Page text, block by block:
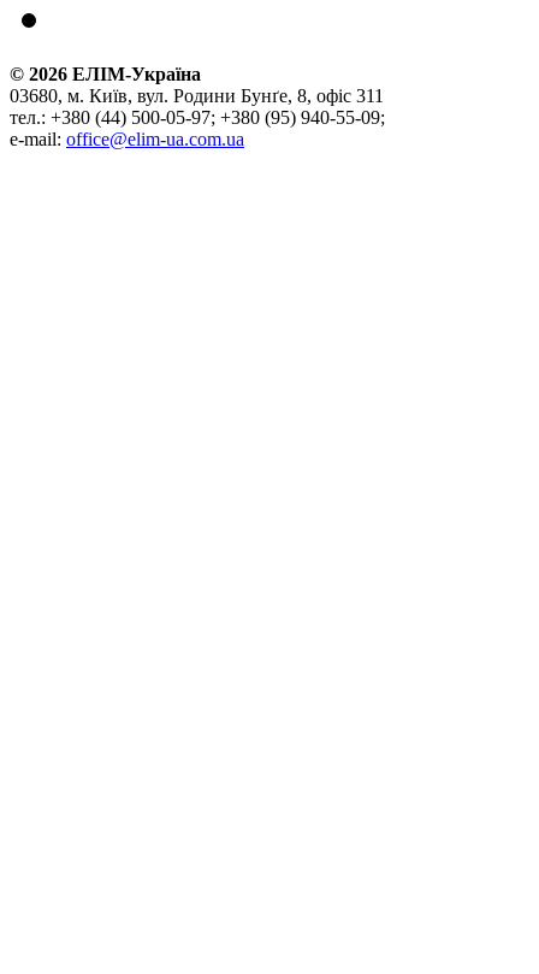
© 2026 ЕЛІМ-Україна
03680, м. Київ, вул. Родини Бунґе, 8, офіс 311
тел.: +380 (44) 500-05-97; +380 (95) 940-55-09;
e-mail: office@elim-ua.com.ua